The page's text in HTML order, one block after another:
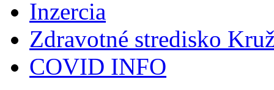
Inzercia
Zdravotné stredisko
COVID INFO